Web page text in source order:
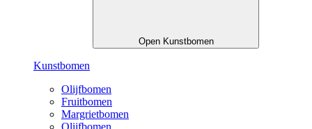
Open Kunstbomen
Kunstbomen
Olijfbomen
Fruitbomen
Margrietbomen
Olijfbomen